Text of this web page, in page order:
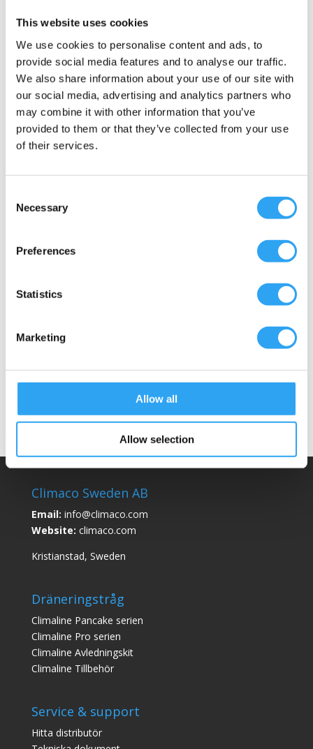
This website uses cookies
We use cookies to personalise content and ads, to
provide social media features and to analyse our traffic.
We also share information about your use of our site with
our social media, advertising and analytics partners who
may combine it with other information that you’ve
provided to them or that they’ve collected from your use
of their services.
Selection
Necessary
Preferences
Statistics
Marketing
Allow all
Allow selection
med dräneringsrör med utvändig mått Ø20mm.
Används i kondensatsystem, utan tryck. Fördelar är bl a
att det är enkelt säkerställa rätt fall samt att o-ringarna
är monterade i delarna. Flexibelt system, många
möjligheter. Vid dragning utomhus för avledning från
värmetråg, rekommenderas termostatstyrd
värmekabel med max effekt 20w/m.
Vi rekommenderar avgradning av rörets kant innan
Teknisk information
Vinkel 45° för dränsystem rör Ø20
Vinkel 45° för dränsystem rör Ø32
Detta ingår
Climaco Sweden AB
Email: info@climaco.com
Website: climaco.com
Kristianstad, Sweden
Dräneringstråg
Climaline Pancake serien
Climaline Pro serien
Climaline Avledningskit
Climaline Tillbehör
Service & support
Hitta distributör